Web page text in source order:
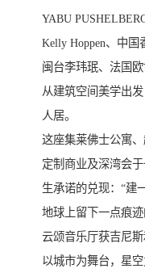
YABU
Kelly Hoppen、中国
闽台李玮珉、法国
从建筑空间美学出
人居。
这座集莱佛士公寓
定制商业及深湾会
生承诺的兑现：“建
地球上留下一点痕
云颂音乐厅获吉尼
以城市为舞台，星